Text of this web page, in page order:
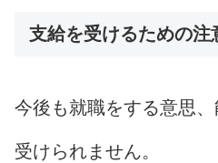
支給を受けるための注
今後も就職をする意思
受けられません。